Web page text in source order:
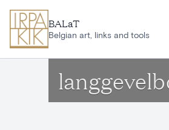
BALaT
Belgian art, links and tools